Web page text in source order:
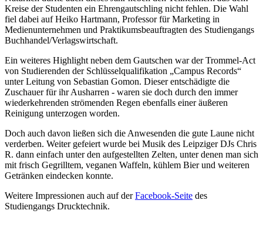
Kreise der Studenten ein Ehrengautschling nicht fehlen. Die Wahl
fiel dabei auf Heiko Hartmann, Professor für Marketing in
Medienunternehmen und Praktikumsbeauftragten des Studiengangs
Buchhandel/Verlagswirtschaft.
Ein weiteres Highlight neben dem Gautschen war der Trommel-Act
von Studierenden der Schlüsselqualifikation „Campus Records“
unter Leitung von Sebastian Gomon. Dieser entschädigte die
Zuschauer für ihr Ausharren - waren sie doch durch den immer
wiederkehrenden strömenden Regen ebenfalls einer äußeren
Reinigung unterzogen worden.
Doch auch davon ließen sich die Anwesenden die gute Laune nicht
verderben. Weiter gefeiert wurde bei Musik des Leipziger DJs Chris
R. dann einfach unter den aufgestellten Zelten, unter denen man sich
mit frisch Gegrilltem, veganen Waffeln, kühlem Bier und weiteren
Getränken eindecken konnte.
Weitere Impressionen auch auf derFacebook-Seite des
Studiengangs Drucktechnik.